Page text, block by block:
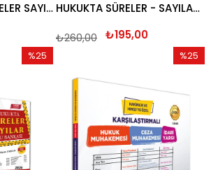
RENK ANALİZLİ SÜRELER SAYILAR DERS NOTLARI 2026
HUKUKTA SÜRELER - SAYILAR SORU BANKASI YETKİ YAYINCILIK 2026
₺195,00
₺260,00
%25
%25